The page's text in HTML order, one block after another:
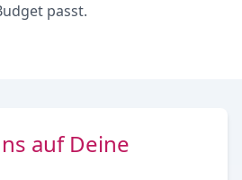
passt.
auf Deine